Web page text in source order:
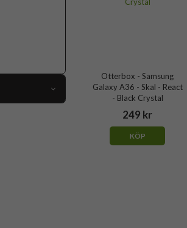
Otterbox - Samsung
Galaxy A36 - Skal - React
- Black Crystal
249 kr
KÖP